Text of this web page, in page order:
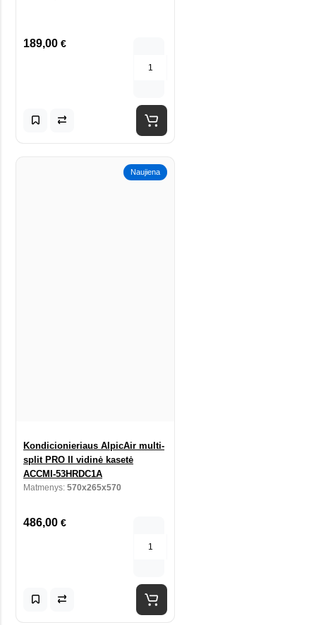
189,00 €
Naujiena
Kondicionieriaus AlpicAir multi-
split PRO II vidinė kasetė
ACCMI-53HRDC1A
Matmenys: 570x265x570
486,00 €